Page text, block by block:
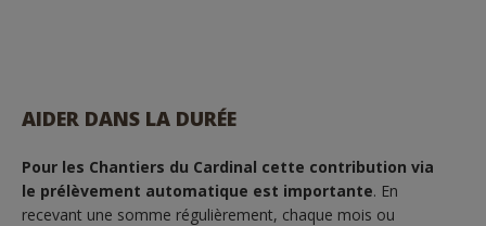
AIDER DANS LA DURÉE
Pour les Chantiers du Cardinal cette contribution via
le prélèvement automatique est importante. En
recevant une somme régulièrement, chaque mois ou